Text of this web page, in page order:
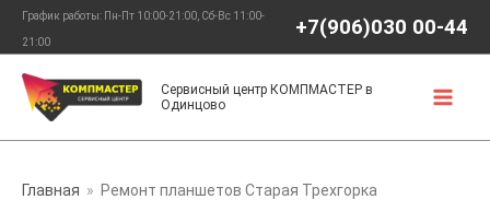
Перейти
содержимому
График работы: Пн-Пт 10:00-21:00, Сб-Вс 11:00-
21:00
+7(906)030 00-44
Сервисный центр КОМПМАСТЕР в
Одинцово
Главная Ремонт планшетов Старая Трехгорка